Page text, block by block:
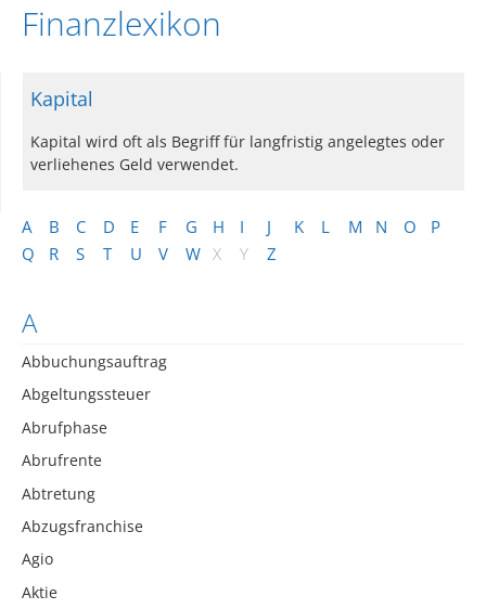
Finanzlexikon
A B C D E F G H I J K L M N O
P
Q
R S T U V W X Y Z
A
Abbuchungsauftrag
Abgeltungssteuer
Abrufphase
Abrufrente
Abtretung
Abzugsfranchise
Agio
Aktie
Kapital
Kapital wird oft als Begriff für langfristig angelegtes oder
verliehenes Geld verwendet.